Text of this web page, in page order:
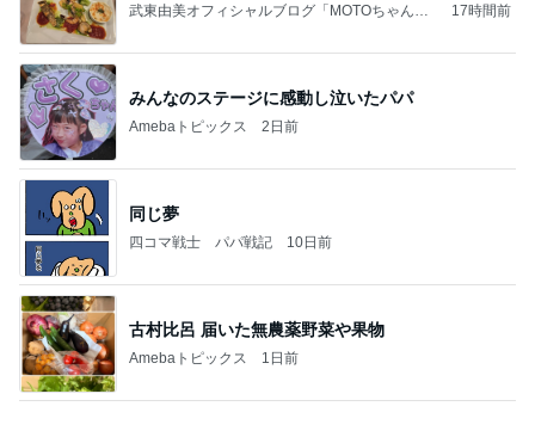
武東由美オフィシャルブログ「MOTOちゃんと
17時間前
みんなのステージに感動し泣いたパパ
Amebaトピックス 2日前
同じ夢
四コマ戦士 パパ戦記 10日前
古村比呂 届いた無農薬野菜や果物
Amebaトピックス 1日前